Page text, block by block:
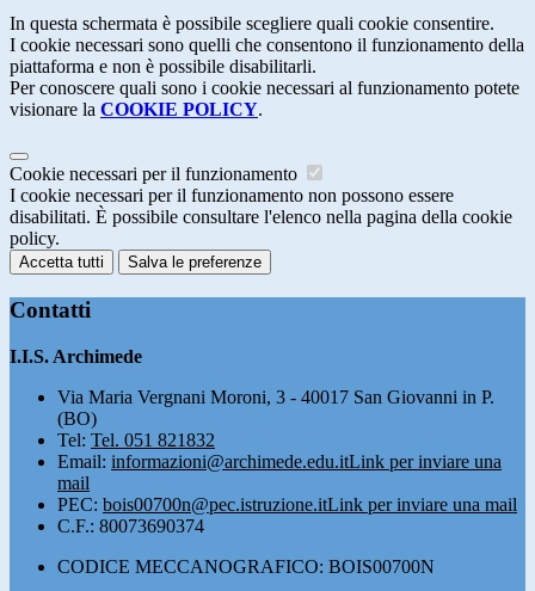
In questa schermata è possibile scegliere quali cookie consentire.
I cookie necessari sono quelli che consentono il funzionamento della
piattaforma e non è possibile disabilitarli.
Per conoscere quali sono i cookie necessari al funzionamento potete
visionare la COOKIE POLICY.
Cookie necessari per il funzionamento
I cookie necessari per il funzionamento non possono essere
disabilitati. È possibile consultare l'elenco nella pagina della cookie
policy.
Accetta tutti Salva le preferenze
Contatti
I.I.S. Archimede
Via Maria Vergnani Moroni, 3 - 40017 San Giovanni in P.
(BO)
Tel: Tel. 051 821832
Email: informazioni@archimede.edu.itLink per inviare una
mail
PEC: bois00700n@pec.istruzione.itLink per inviare una mail
C.F.: 80073690374
CODICE MECCANOGRAFICO: BOIS00700N